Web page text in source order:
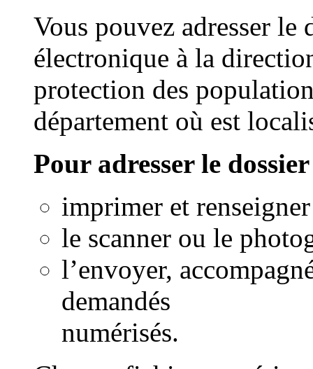
Vous pouvez adresser le
électronique à la
protection des
département où est
Pour adresser le
imprimer et
le scanner ou le
l’envoyer,
demandés
numérisés.